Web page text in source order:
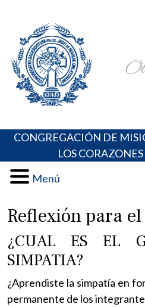
content
Portal de los Padres Oblatos.
Oraciones, Música religiosa y
CONGREGACIÓN DE
LOS
Menú
Reflexión para
¿CUAL ES EL
SIMPATIA?
¿Aprendiste la simpatía en
permanente de los